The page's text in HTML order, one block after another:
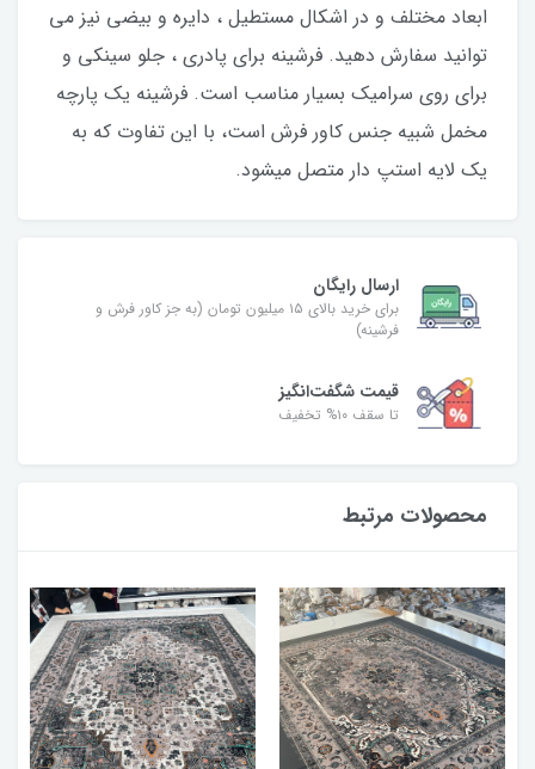
ابعاد مختلف و در اشکال مستطیل ، دایره و بیضی نیز می
توانید سفارش دهید. فرشینه برای پادری ، جلو سینکی و
برای روی سرامیک بسیار مناسب است. فرشینه یک پارچه
مخمل شبیه جنس کاور فرش است، با این تفاوت که به
یک لایه استپ دار متصل میشود.
ارسال رایگان
برای خرید بالای ۱۵ میلیون تومان (به جز کاور فرش و
فرشینه)
قیمت شگفت‌انگیز
تا سقف ۱۰% تخفیف
محصولات مرتبط